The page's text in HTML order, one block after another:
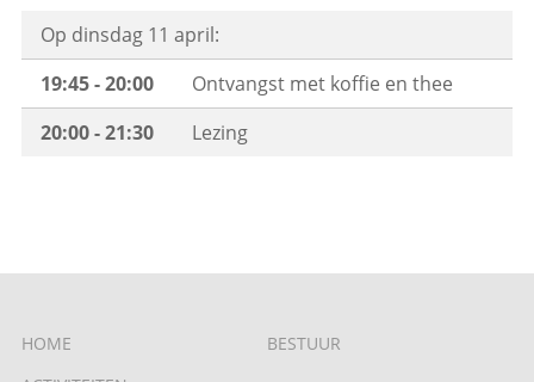
Op dinsdag 11 april:
19:45 - 20:00
Ontvangst met koffie en thee
20:00 - 21:30
Lezing
HOME
BESTUUR